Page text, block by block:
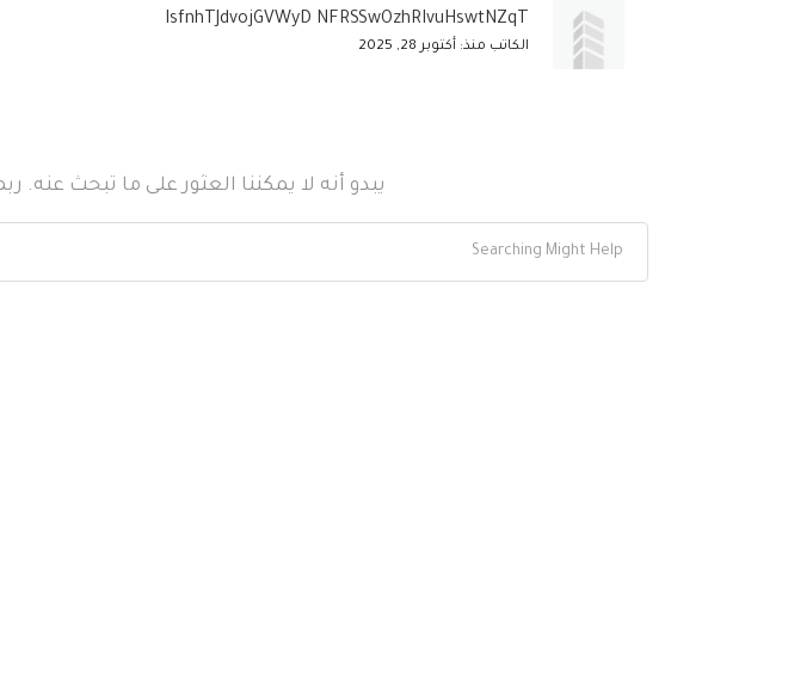
IsfnhTJdvojGVWyD NFRSSwOzhRIvuHswtNZqT
الكاتب منذ: أكتوبر 28, 2025
يبدو أنه لا يمكننا العثور على ما تبحث